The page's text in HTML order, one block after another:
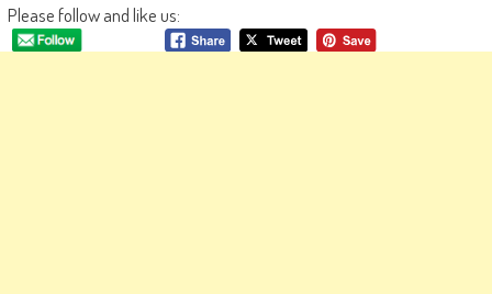
Please follow and like us: